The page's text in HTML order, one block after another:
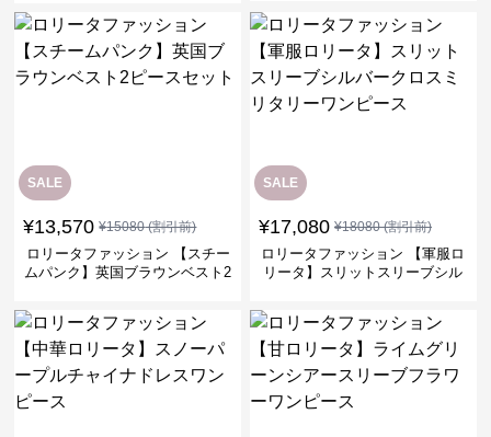
SALE
¥13,570 ¥15080(割引前)
ロリータファッション 【スチー
ムパンク】英国ブラウンベスト2
SALE
¥17,080 ¥18080(割引前)
ロリータファッション 【軍服ロ
リータ】スリットスリーブシル